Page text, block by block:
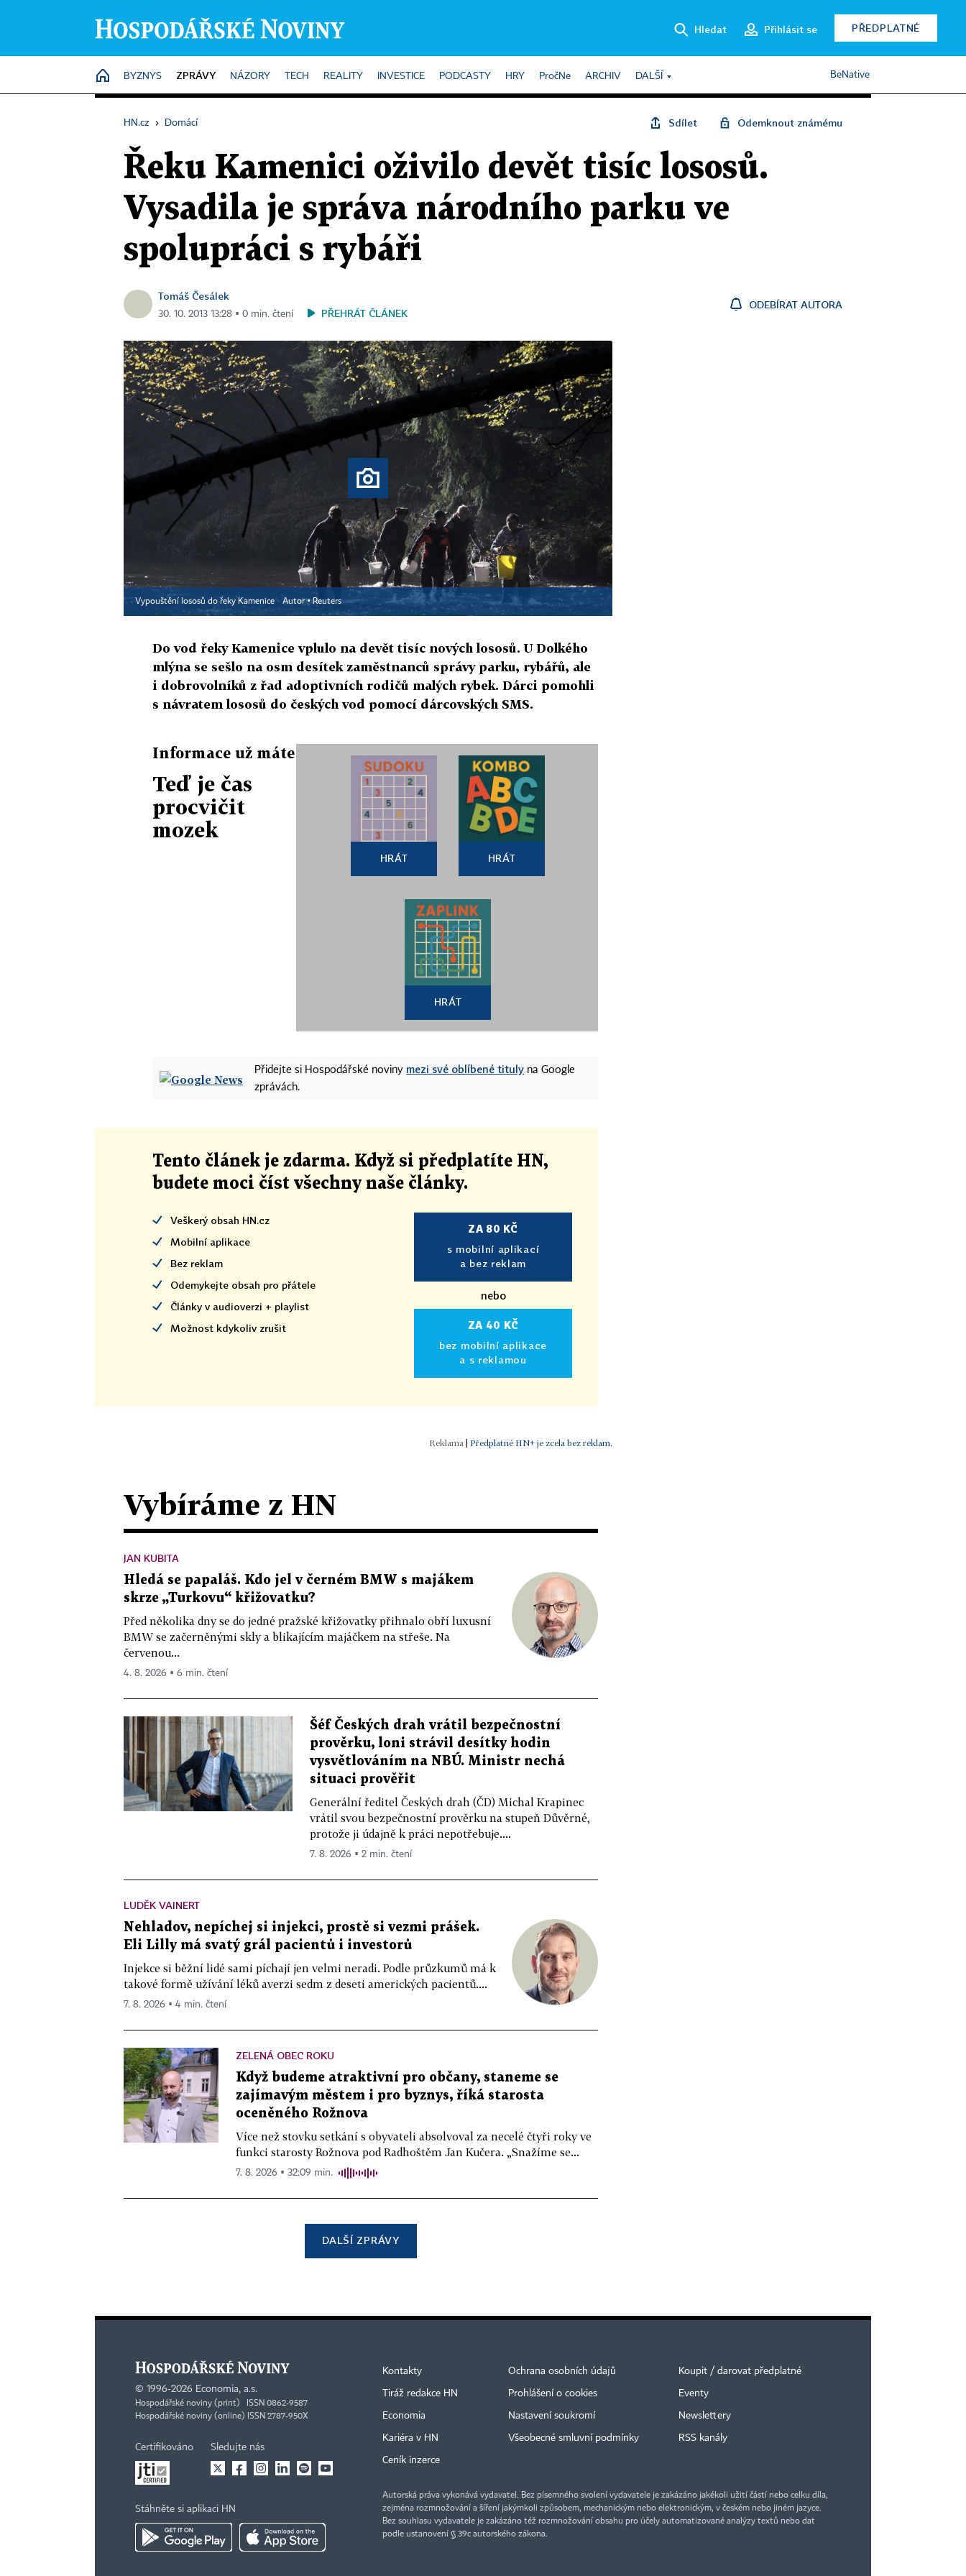
Hledat Přihlásit se PŘEDPLATNÉ
HOME
BYZNYS ZPRÁVY NÁZORY TECH REALITY INVESTICE PODCASTY HRY PročNe ARCHIV DALŠÍ BeNative
HN.cz › Domácí Sdílet Odemknout známému
Řeku Kamenici oživilo devět tisíc lososů.
Vysadila je správa národního parku ve
spolupráci s rybáři
Tomáš Česálek
30. 10. 2013 13:28 ▪ 0 min. čtení PŘEHRÁT ČLÁNEK
ODEBÍRAT AUTORA
Vypouštění lososů do řeky Kamenice Autor ▪Reuters
Do vod řeky Kamenice vplulo na devět tisíc nových lososů. U Dolkého
mlýna se sešlo na osm desítek zaměstnanců správy parku, rybářů, ale
i dobrovolníků z řad adoptivních rodičů malých rybek. Dárci pomohli
s návratem lososů do českých vod pomocí dárcovských SMS.
Informace už máte
Teď je čas
procvičit
mozek
HRÁT HRÁT
HRÁT
Přidejte si Hospodářské noviny mezi své oblíbené tituly na Google
zprávách.
Tento článek je zdarma. Když si předplatíte HN,
budete moci číst všechny naše články.
Veškerý obsah HN.cz
Mobilní aplikace
Bez reklam
Odemykejte obsah pro přátele
Články v audioverzi + playlist
Možnost kdykoliv zrušit
ZA 80 KČ
s mobilní aplikací
a bez reklam
nebo
ZA 40 KČ
bez mobilní aplikace
a s reklamou
| Předplatné HN+ je zcela bez reklam.
Vybíráme z HN
JAN KUBITA
Hledá se papaláš. Kdo jel v černém BMW s majákem
skrze „Turkovu“ křižovatku?
Před několika dny se do jedné pražské křižovatky přihnalo obří luxusní
BMW se začerněnými skly a blikajícím majáčkem na střeše. Na
červenou...
4. 8. 2026 ▪ 6 min. čtení
Šéf Českých drah vrátil bezpečnostní
prověrku, loni strávil desítky hodin
vysvětlováním na NBÚ. Ministr nechá
situaci prověřit
Generální ředitel Českých drah (ČD) Michal Krapinec
vrátil svou bezpečnostní prověrku na stupeň Důvěrné,
protože ji údajně k práci nepotřebuje....
7. 8. 2026 ▪ 2 min. čtení
LUDĚK VAINERT
Nehladov, nepíchej si injekci, prostě si vezmi prášek.
Eli Lilly má svatý grál pacientů i investorů
Injekce si běžní lidé sami píchají jen velmi neradi. Podle průzkumů má k
takové formě užívání léků averzi sedm z deseti amerických pacientů....
7. 8. 2026 ▪ 4 min. čtení
ZELENÁ OBEC ROKU
Když budeme atraktivní pro občany, staneme se
zajímavým městem i pro byznys, říká starosta
oceněného Rožnova
Více než stovku setkání s obyvateli absolvoval za necelé čtyři roky ve
funkci starosty Rožnova pod Radhoštěm Jan Kučera. „Snažíme se...
7. 8. 2026 ▪ 32:09 min.
DALŠÍ ZPRÁVY
© 1996-2026 Economia, a.s.
Hospodářské noviny (print) ISSN 0862-9587
Hospodářské noviny (online) ISSN 2787-950X
Certifikováno Sledujte nás
Stáhněte si aplikaci HN
Kontakty
Tiráž redakce HN
Economia
Kariéra v HN
Ceník inzerce
Ochrana osobních údajů
Prohlášení o cookies
Nastavení soukromí
Všeobecné smluvní podmínky
Koupit / darovat předplatné
Eventy
Newslettery
RSS kanály
Autorská práva vykonává vydavatel. Bez písemného svolení vydavatele je zakázáno jakékoli užití částí nebo celku díla,
zejména rozmnožování a šíření jakýmkoli způsobem, mechanickým nebo elektronickým, v českém nebo jiném jazyce.
Bez souhlasu vydavatele je zakázáno též rozmnožování obsahu pro účely automatizované analýzy textů nebo dat
podle ustanovení § 39c autorského zákona.